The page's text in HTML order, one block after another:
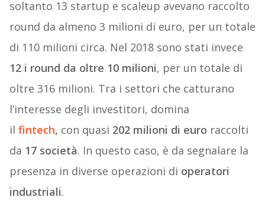
soltanto 13 startup e scaleup avevano raccolto
round da almeno 3 milioni di euro, per un totale
di 110 milioni circa. Nel 2018 sono stati invece
12 i round da oltre 10 milioni, per un totale di
oltre 316 milioni. Tra i settori che catturano
l’interesse degli investitori, domina
il fintech, con quasi 202 milioni di euro raccolti
da 17 società. In questo caso, è da segnalare la
presenza in diverse operazioni di operatori
industriali.